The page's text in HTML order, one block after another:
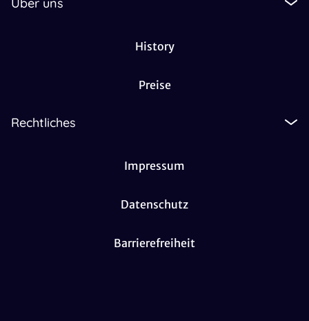
History
Preise
Rechtliches
Impressum
Datenschutz
Barrierefreiheit